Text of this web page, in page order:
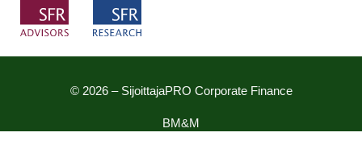
© 2026 – SijoittajaPRO Corporate Finance
BM&M